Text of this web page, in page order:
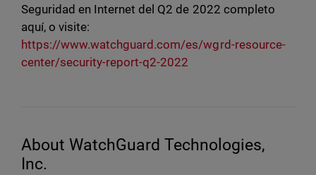
Seguridad en Internet del Q2 de 2022 completo
aquí, o visite:
https://www.watchguard.com/es/wgrd-resource-
center/security-report-q2-2022
About WatchGuard Technologies,
Inc.